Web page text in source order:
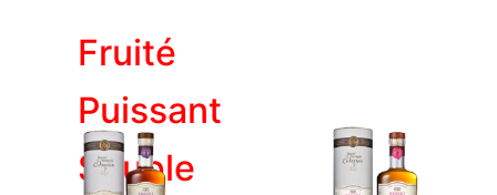
Fruité
Puissant
Souple